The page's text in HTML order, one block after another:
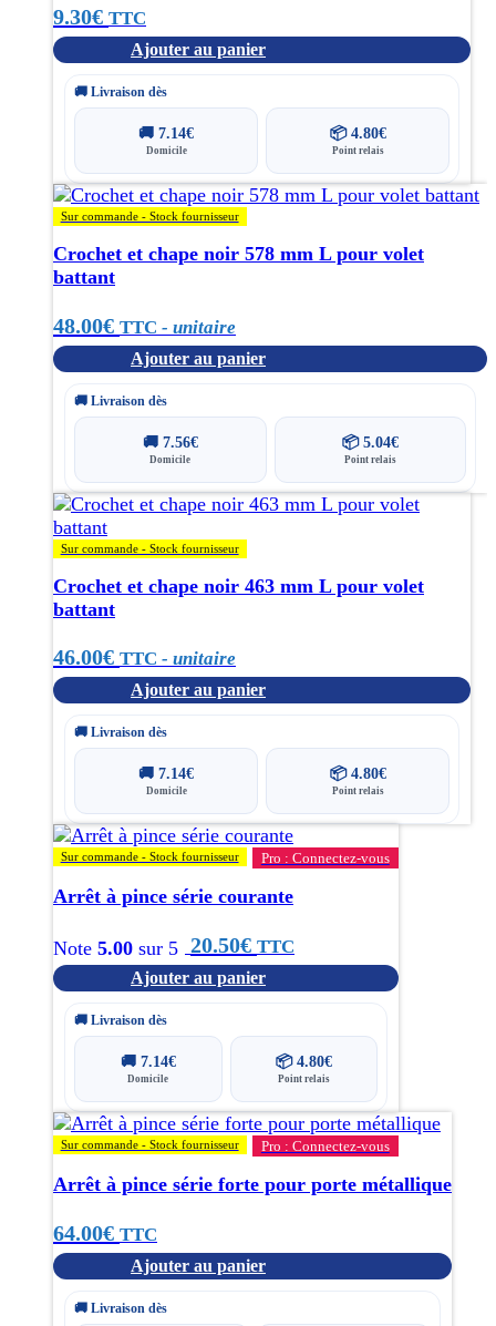
9.30€ TTC
Ajouter au panier
🚚 Livraison dès
🚚7.14€
Domicile
📦 4.80€
Point relais
Sur commande - Stock fournisseur
Crochet et chape noir 578 mm L pour volet
battant
48.00€ TTC - unitaire
Ajouter au panier
🚚 Livraison dès
🚚 7.56€
Domicile
📦 5.04€
Point relais
Sur commande - Stock fournisseur
Crochet et chape noir 463 mm L pour volet
battant
46.00€ TTC - unitaire
Ajouter au panier
🚚 Livraison dès
🚚7.14€
Domicile
📦 4.80€
Point relais
Sur commande - Stock fournisseur Pro : Connectez-vous
Arrêt à pince série courante
Note 5.00 sur 5 20.50€ TTC
Ajouter au panier
🚚 Livraison dès
🚚 7.14€
Domicile
📦 4.80€
Point relais
Sur commande - Stock fournisseur Pro : Connectez-vous
Arrêt à pince série forte pour porte métallique
64.00€ TTC
Ajouter au panier
🚚 Livraison dès